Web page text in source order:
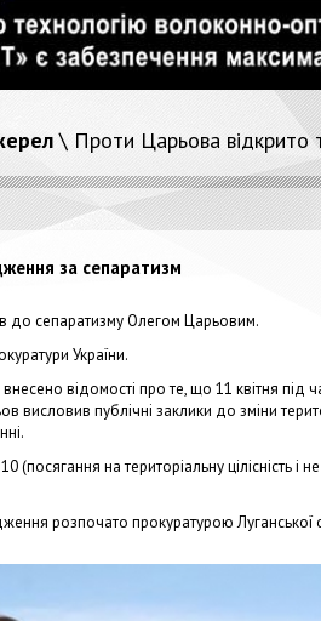
\ Проти Царьова відкрито
за сепаратизм
до сепаратизму Олегом Царьовим.
України.
відомості про те, що 11 квітня під
публічні заклики до зміни
на територіальну цілісність і
розпочато прокуратурою Луганської